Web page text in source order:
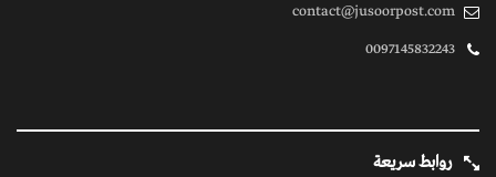
contact@jusoorpost.com
0097145832243
روابط سريعة